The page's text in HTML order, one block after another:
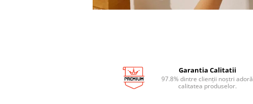
Garantia Calitatii
97.8% dintre clienții noștri adoră
calitatea produselor.